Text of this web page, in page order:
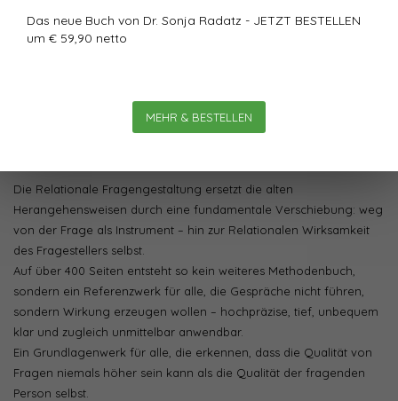
Das neue Buch von Dr. Sonja Radatz - JETZT BESTELLEN
um € 59,90 netto
MEHR & BESTELLEN
Dieses Buch verschiebt alles, was wir über systemische,
größeren Rahmen einordnet, sondern indem es zeigt, dass diese
Die Relationale Fragengestaltung ersetzt die alten
Herangehensweisen durch eine fundamentale Verschiebung: weg
von der Frage als Instrument – hin zur Relationalen Wirksamkeit
des Fragestellers selbst.
Auf über 400 Seiten entsteht so kein weiteres Methodenbuch,
sondern ein Referenzwerk für alle, die Gespräche nicht führen,
sondern Wirkung erzeugen wollen – hochpräzise, tief, unbequem
klar und zugleich unmittelbar anwendbar.
Ein Grundlagenwerk für alle, die erkennen, dass die Qualität von
Fragen niemals höher sein kann als die Qualität der fragenden
Person selbst.